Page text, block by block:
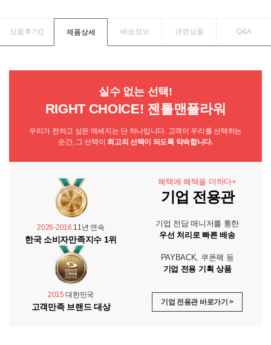
상품후기() 제품상세 배송정보 관련상품 Q&A
실수 없는 선택!
RIGHT CHOICE! 젠틀맨플라워
우리가 전하고 싶은 메세지는 단 하나입니다. 고객이 우리를 선택하는
순간, 그 선택이 최고의 선택이 되도록 약속합니다.
2026-2016 11년 연속
한국 소비자만족지수 1위
2015 대한민국
고객만족 브랜드 대상
혜택에 혜택을 더하다+
기업 전용관
기업 전담 매니저를 통한
우선 처리로 빠른 배송
PAYBACK, 쿠폰팩 등
기업 전용 기획 상품
기업 전용관 바로가기 >